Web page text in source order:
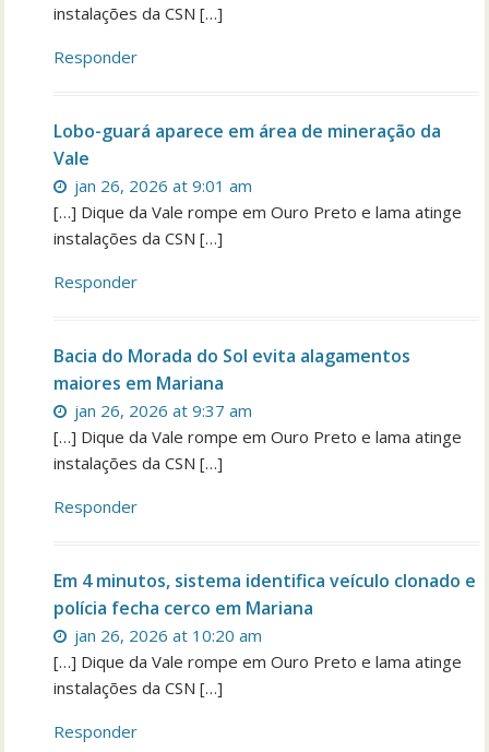
instalações da CSN […]
Responder
Lobo-guará aparece em área de mineração da
Vale
jan 26, 2026 at 9:01 am
[…] Dique da Vale rompe em Ouro Preto e lama atinge
instalações da CSN […]
Responder
Bacia do Morada do Sol evita alagamentos
maiores em Mariana
jan 26, 2026 at 9:37 am
[…] Dique da Vale rompe em Ouro Preto e lama atinge
instalações da CSN […]
Responder
Em 4 minutos, sistema identifica veículo clonado e
polícia fecha cerco em Mariana
jan 26, 2026 at 10:20 am
[…] Dique da Vale rompe em Ouro Preto e lama atinge
instalações da CSN […]
Responder